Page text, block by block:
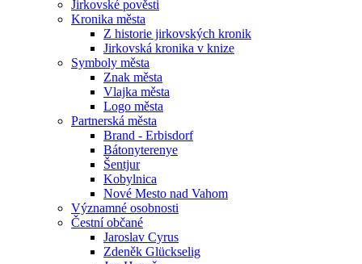
Jirkovské pověsti
Kronika města
Z historie jirkovských kronik
Jirkovská kronika v knize
Symboly města
Znak města
Vlajka města
Logo města
Partnerská města
Brand - Erbisdorf
Bátonyterenye
Šentjur
Kobylnica
Nové Mesto nad Vahom
Významné osobnosti
Čestní občané
Jaroslav Cyrus
Zdeněk Glückselig